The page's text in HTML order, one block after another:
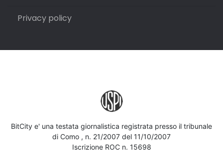
Privacy policy
BitCity e' una testata giornalistica registrata presso il tribunale
di Como , n. 21/2007 del 11/10/2007
Iscrizione ROC n. 15698